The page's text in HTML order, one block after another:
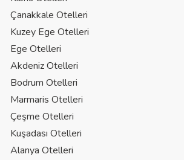
Çanakkale Otelleri
Kuzey Ege Otelleri
Ege Otelleri
Akdeniz Otelleri
Bodrum Otelleri
Marmaris Otelleri
Çeşme Otelleri
Kuşadası Otelleri
Alanya Otelleri